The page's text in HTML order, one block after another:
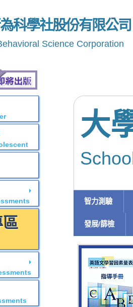
科學社股份有限公司
Science Corporation
大
智力測驗
發展/篩檢